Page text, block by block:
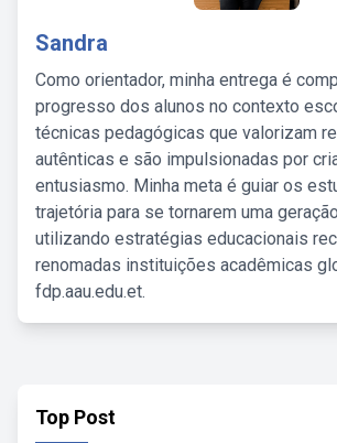
Sandra
Como orientador, minha entrega é
progresso dos alunos no contexto
técnicas pedagógicas que valorizam
autênticas e são impulsionadas por
entusiasmo. Minha meta é guiar os
trajetória para se tornarem uma
utilizando estratégias educacionais
renomadas instituições acadêmicas
fdp.aau.edu.et.
Top Post